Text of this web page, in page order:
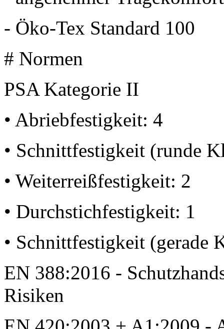
- Öko-Tex Standard 100
# Normen
PSA Kategorie II
• Abriebfestigkeit: 4
• Schnittfestigkeit (runde
• Weiterreißfestigkeit: 2
• Durchstichfestigkeit: 1
• Schnittfestigkeit (gerade
EN 388:2016 -
Risiken